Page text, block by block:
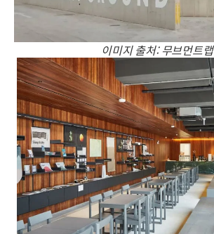
이미지 출처: 무브먼트랩